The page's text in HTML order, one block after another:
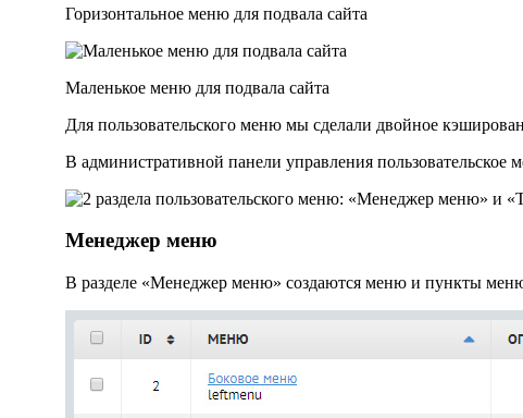
Горизонтальное меню для подвала сайта
Маленькое меню для подвала сайта
Для пользовательского меню мы сделали двойное
В административной панели управления
Менеджер меню
В разделе «Менеджер меню» создаются меню и пункты